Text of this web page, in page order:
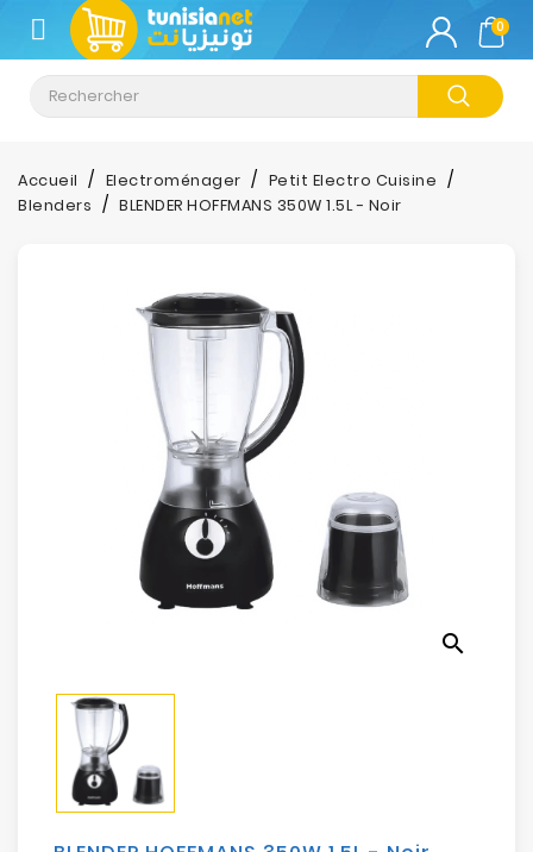
CATÉGORIE
Climatisation
Informatique
Electroménager
Sécurité
Mobilités
0
Accueil Electroménager
Petit Electro Cuisine
Blenders
BLENDER HOFFMANS 350W 1.5L - Noir
search